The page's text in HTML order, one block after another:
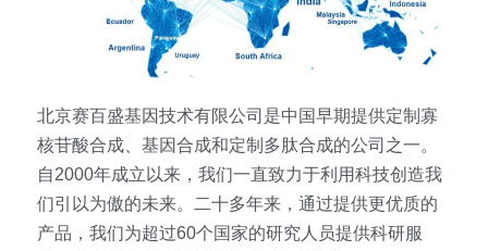
北京赛百盛基因技术有限公司是中国早期提供定制寡
核苷酸合成、基因合成和定制多肽合成的公司之一。
自2000年成立以来，我们一直致力于利用科技创造我
们引以为傲的未来。二十多年来，通过提供更优质的
产品，我们为超过60个国家的研究人员提供科研服